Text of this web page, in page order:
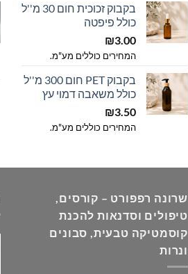
בקבוק זכוכית חום 30 מ''ל
כולל פיפטה
₪3.00
המחירים כוללים מע"מ.
בקבוק PET חום 300 מ''ל
כולל משאבה דמוי עץ
₪3.50
המחירים כוללים מע"מ.
שרונה רפפורט – קורסים,
טיפולים וסדנאות להכנת
קוסמטיקה טבעית, סבונים
ונרות